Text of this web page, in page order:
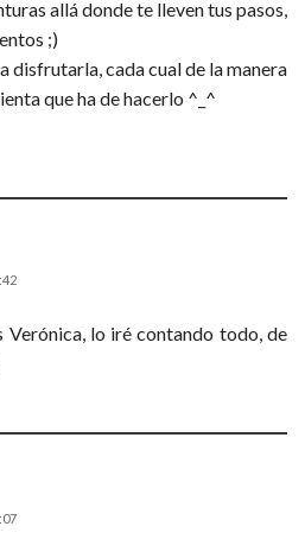
allá donde te lleven tus pasos,
;)
disfrutarla, cada cual de la manera
que ha de hacerlo ^_^
Verónica, lo iré contando todo, de